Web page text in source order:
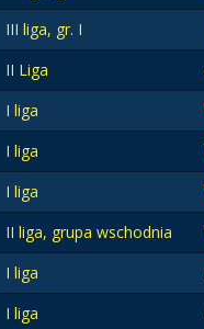
III liga, gr. I
II Liga
I liga
I liga
I liga
II liga, grupa wschodnia
I liga
I liga